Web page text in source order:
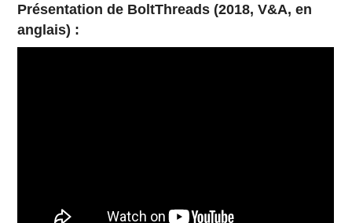
Présentation de BoltThreads (2018, V&A, en
anglais) :